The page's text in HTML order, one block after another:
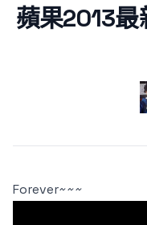
蘋果2013
Forever~~~